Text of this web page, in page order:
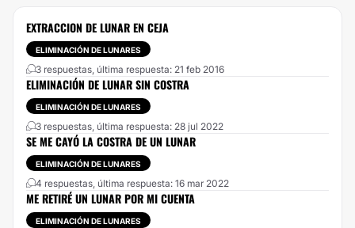
EXTRACCION DE LUNAR EN CEJA
ELIMINACIÓN DE LUNARES
3 respuestas, última respuesta: 21 feb 2016
ELIMINACIÓN DE LUNAR SIN COSTRA
ELIMINACIÓN DE LUNARES
3 respuestas, última respuesta: 28 jul 2022
SE ME CAYÓ LA COSTRA DE UN LUNAR
ELIMINACIÓN DE LUNARES
4 respuestas, última respuesta: 16 mar 2022
ME RETIRÉ UN LUNAR POR MI CUENTA
ELIMINACIÓN DE LUNARES